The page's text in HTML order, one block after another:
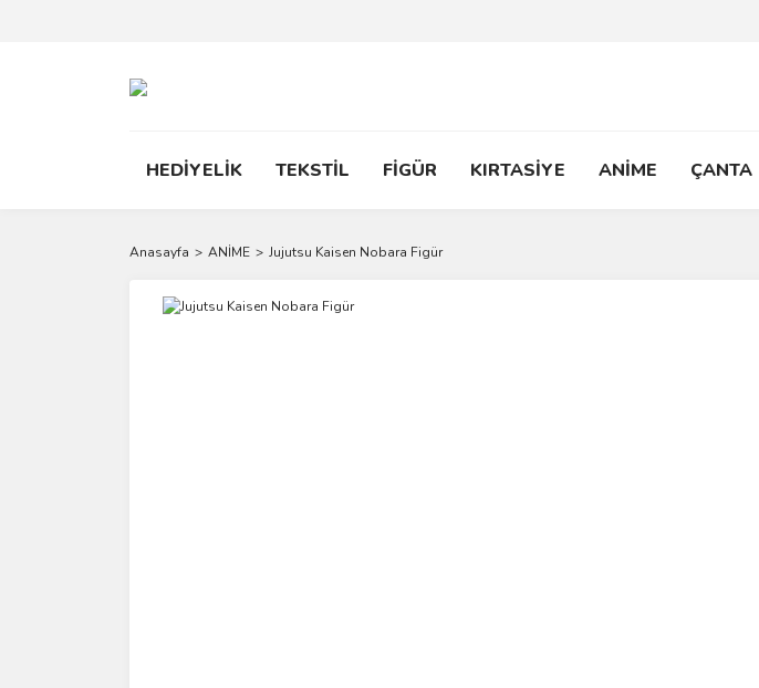
HEDİYELİK TEKSTİL FİGÜR KIRTASİYE ANİME ÇANTA
Anasayfa ANİME Jujutsu Kaisen Nobara Figür